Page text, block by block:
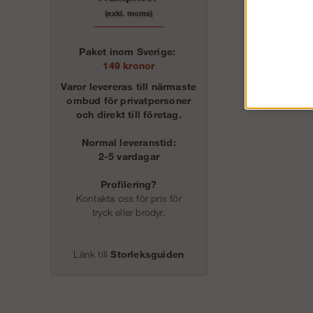
(exkl. moms)
Paket inom Sverige:
149 kronor
Varor levereras till närmaste
ombud för privatpersoner
och direkt till företag.
Normal leveranstid:
2-5 vardagar
Profilering?
Kontakta oss för pris för
tryck eller brodyr.
Länk till Storleksguiden